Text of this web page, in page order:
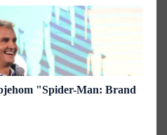
"Spider-Man: Brand